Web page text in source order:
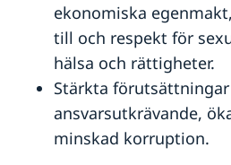
ekonomiska
till och respekt för
hälsa och rättigheter.
Stärkta
ansvarsutkrävande,
minskad korruption.